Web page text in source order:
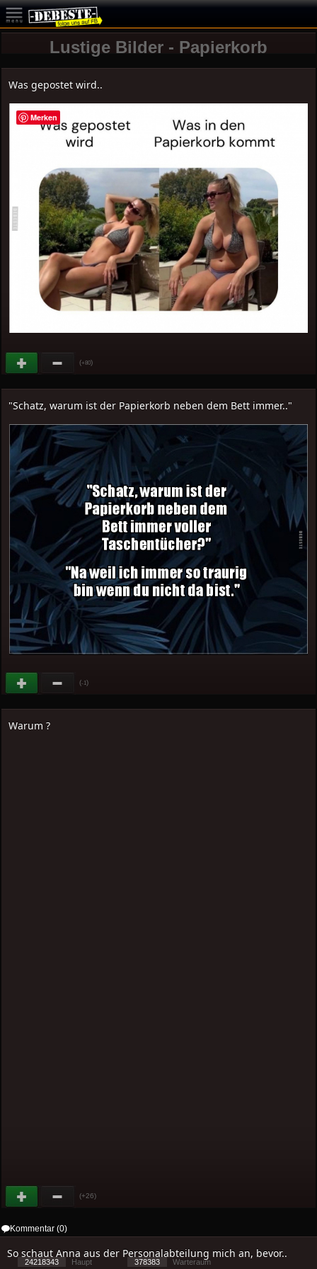
Lustige Bilder - Papierkorb
Was gepostet wird..
(+80)
"Schatz, warum ist der Papierkorb neben dem Bett immer.."
(-1)
Warum ?
(+26)
Kommentar (0)
So schaut Anna aus der Personalabteilung mich an, bevor..
24218343 Haupt 378383
Warteraum
Merken